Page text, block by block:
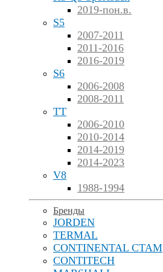
2019-пон.в.
S5
2007-2011
2011-2016
2016-2019
S6
2006-2008
2008-2011
TT
2006-2010
2010-2014
2014-2019
2014-2023
V8
1988-1994
Бренды
JORDEN
TERMAL
CONTINENTAL CTAM
CONTITECH